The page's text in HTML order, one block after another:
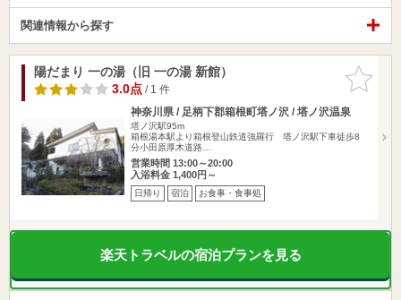
関連情報から探す
お気に入
りに追加
陽だまり 一の湯（旧 一の湯 新館）
3.0点/ 1 件
神奈川県 / 足柄下郡箱根町塔ノ沢 / 塔ノ沢温泉
塔ノ沢駅95m
箱根湯本駅より箱根登山鉄道強羅行 塔ノ沢駅下車徒歩8
分小田原厚木道路…
営業時間 13:00～20:00
入浴料金 1,400円～
日帰り 宿泊 お食事・食事処
楽天トラベルの宿泊プランを見る